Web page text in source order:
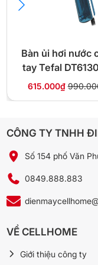
🏪 Vì sao
⚡ Giao 4H trong
300.000đ
🔄 Đổi trả trong 10
💰 Giá
📞 Gọi
❓ Câu hỏi
Bàn ủi hơi nước
tay Tefal
615.000₫
CÔNG TY TNHH
Số 154 phố Văn
0849.888.883
VỀ CELLHOME
Giới thiệu công ty